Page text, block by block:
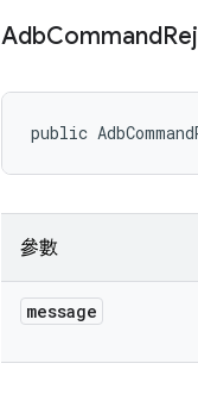
AdbCommand
public
參數
message